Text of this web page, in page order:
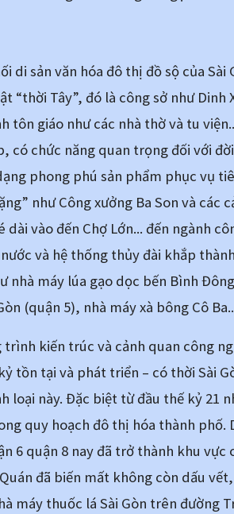
di sản văn hóa đô thị đồ sộ của
“thời Tây”, đó là công sở như
tôn giáo như các nhà thờ và tu
có chức năng quan trọng đối với
phong phú sản phẩm phục vụ
như Công xưởng Ba Son và
dài vào đến Chợ Lớn... đến ngành
và hệ thống thủy đài khắp
nhà máy lúa gạo dọc bến Bình
(quận 5), nhà máy xà bông Cô
trình kiến trúc và cảnh quan công
tồn tại và phát triển – có thời Sài
loại này. Đặc biệt từ đầu thế kỷ 21
quy hoạch đô thị hóa thành phố.
6 quận 8 nay đã trở thành khu
đã biến mất không còn dấu
máy thuốc lá Sài Gòn trên đường